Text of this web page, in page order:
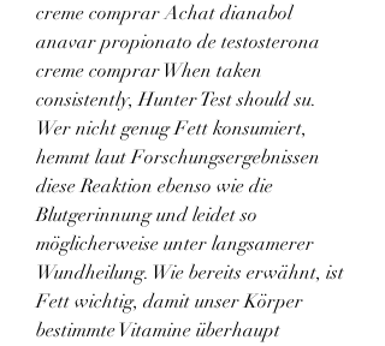
creme comprar Achat dianabol
anavar propionato de testosterona
creme comprar When taken
consistently, Hunter Test should su.
Wer nicht genug Fett konsumiert,
hemmt laut Forschungsergebnissen
diese Reaktion ebenso wie die
Blutgerinnung und leidet so
möglicherweise unter langsamerer
Wundheilung. Wie bereits erwähnt, ist
Fett wichtig, damit unser Körper
bestimmte Vitamine überhaupt